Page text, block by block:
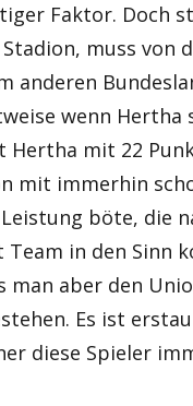
Faktor. Doch
muss von
anderen
wenn
Hertha mit 22
mit immerhin
böte, die
Team in den Sinn
man aber den
Es ist
diese Spieler